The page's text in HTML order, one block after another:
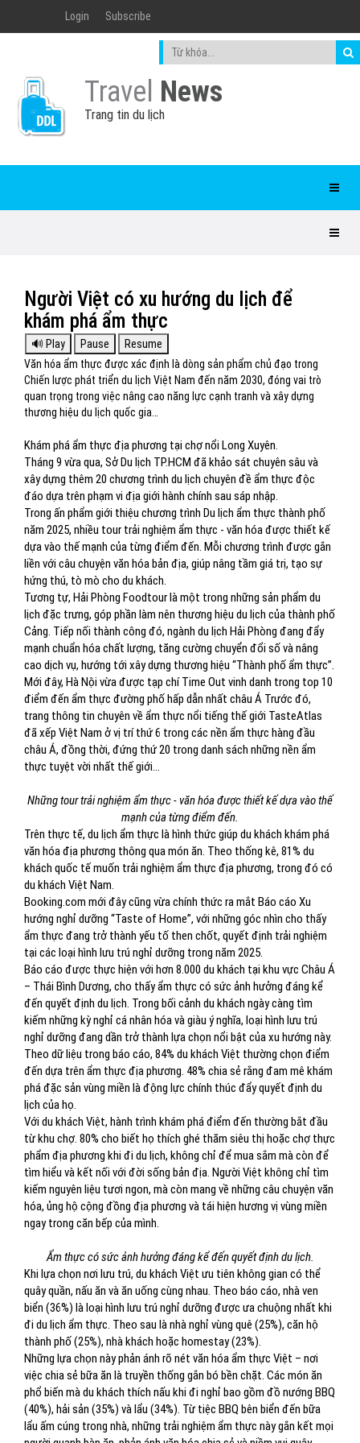
Login Subscribe
Travel News
Trang tin du lịch
Người Việt có xu hướng du lịch để
khám phá ẩm thực
Văn hóa ẩm thực được xác định là dòng sản phẩm chủ đạo trong
Chiến lược phát triển du lịch Việt Nam đến năm 2030, đóng vai trò
quan trọng trong việc nâng cao năng lực cạnh tranh và xây dựng
thương hiệu du lịch quốc gia…
Khám phá ẩm thực địa phương tại chợ nổi Long Xuyên.
Tháng 9 vừa qua, Sở Du lịch TP.HCM đã khảo sát chuyên sâu và
xây dựng thêm 20 chương trình du lịch chuyên đề ẩm thực độc
đáo dựa trên phạm vi địa giới hành chính sau sáp nhập.
Trong ấn phẩm giới thiệu chương trình Du lịch ẩm thực thành phố
năm 2025, nhiều tour trải nghiệm ẩm thực - văn hóa được thiết kế
dựa vào thế mạnh của từng điểm đến. Mỗi chương trình được gắn
liền với câu chuyện văn hóa bản địa, giúp nâng tầm giá trị, tạo sự
hứng thú, tò mò cho du khách.
Tương tự, Hải Phòng Foodtour là một trong những sản phẩm du
lịch đặc trưng, góp phần làm nên thương hiệu du lịch của thành phố
Cảng. Tiếp nối thành công đó, ngành du lịch Hải Phòng đang đẩy
mạnh chuẩn hóa chất lượng, tăng cường chuyển đổi số và nâng
cao dịch vụ, hướng tới xây dựng thương hiệu “Thành phố ẩm thực”.
Mới đây, Hà Nội vừa được tạp chí Time Out vinh danh trong top 10
điểm đến ẩm thực đường phố hấp dẫn nhất châu Á Trước đó,
trang thông tin chuyên về ẩm thực nổi tiếng thế giới TasteAtlas
đã xếp Việt Nam ở vị trí thứ 6 trong các nền ẩm thực hàng đầu
châu Á, đồng thời, đứng thứ 20 trong danh sách những nền ẩm
thực tuyệt vời nhất thế giới...
Những tour trải nghiệm ẩm thực - văn hóa được thiết kế dựa vào thế
mạnh của từng điểm đến.
Trên thực tế, du lịch ẩm thực là hình thức giúp du khách khám phá
văn hóa địa phương thông qua món ăn. Theo thống kê, 81% du
khách quốc tế muốn trải nghiệm ẩm thực địa phương, trong đó có
du khách Việt Nam.
Booking.com mới đây cũng vừa chính thức ra mắt Báo cáo Xu
hướng nghỉ dưỡng “Taste of Home”, với những góc nhìn cho thấy
ẩm thực đang trở thành yếu tố then chốt, quyết định trải nghiệm
tại các loại hình lưu trú nghỉ dưỡng trong năm 2025.
Báo cáo được thực hiện với hơn 8.000 du khách tại khu vực Châu Á
– Thái Bình Dương, cho thấy ẩm thực có sức ảnh hưởng đáng kể
đến quyết định du lịch. Trong bối cảnh du khách ngày càng tìm
kiếm những kỳ nghỉ cá nhân hóa và giàu ý nghĩa, loại hình lưu trú
nghỉ dưỡng đang dần trở thành lựa chọn nổi bật của xu hướng này.
Theo dữ liệu trong báo cáo, 84% du khách Việt thường chọn điểm
đến dựa trên ẩm thực địa phương. 48% chia sẻ rằng đam mê khám
phá đặc sản vùng miền là động lực chính thúc đẩy quyết định du
lịch của họ.
Với du khách Việt, hành trình khám phá điểm đến thường bắt đầu
từ khu chợ. 80% cho biết họ thích ghé thăm siêu thị hoặc chợ thực
phẩm địa phương khi đi du lịch, không chỉ để mua sắm mà còn để
tìm hiểu và kết nối với đời sống bản địa. Người Việt không chỉ tìm
kiếm nguyên liệu tươi ngon, mà còn mang về những câu chuyện văn
hóa, ủng hộ cộng đồng địa phương và tái hiện hương vị vùng miền
ngay trong căn bếp của mình.
Ẩm thực có sức ảnh hưởng đáng kể đến quyết định du lịch.
Khi lựa chọn nơi lưu trú, du khách Việt ưu tiên không gian có thể
quây quần, nấu ăn và ăn uống cùng nhau. Theo báo cáo, nhà ven
biển (36%) là loại hình lưu trú nghỉ dưỡng được ưa chuộng nhất khi
đi du lịch ẩm thực. Theo sau là nhà nghỉ vùng quê (25%), căn hộ
thành phố (25%), nhà khách hoặc homestay (23%).
Những lựa chọn này phản ánh rõ nét văn hóa ẩm thực Việt – nơi
việc chia sẻ bữa ăn là truyền thống gắn bó bền chặt. Các món ăn
phổ biến mà du khách thích nấu khi đi nghỉ bao gồm đồ nướng BBQ
(40%), hải sản (35%) và lẩu (34%). Từ tiệc BBQ bên biển đến bữa
lẩu ấm cúng trong nhà, những trải nghiệm ẩm thực này gắn kết mọi